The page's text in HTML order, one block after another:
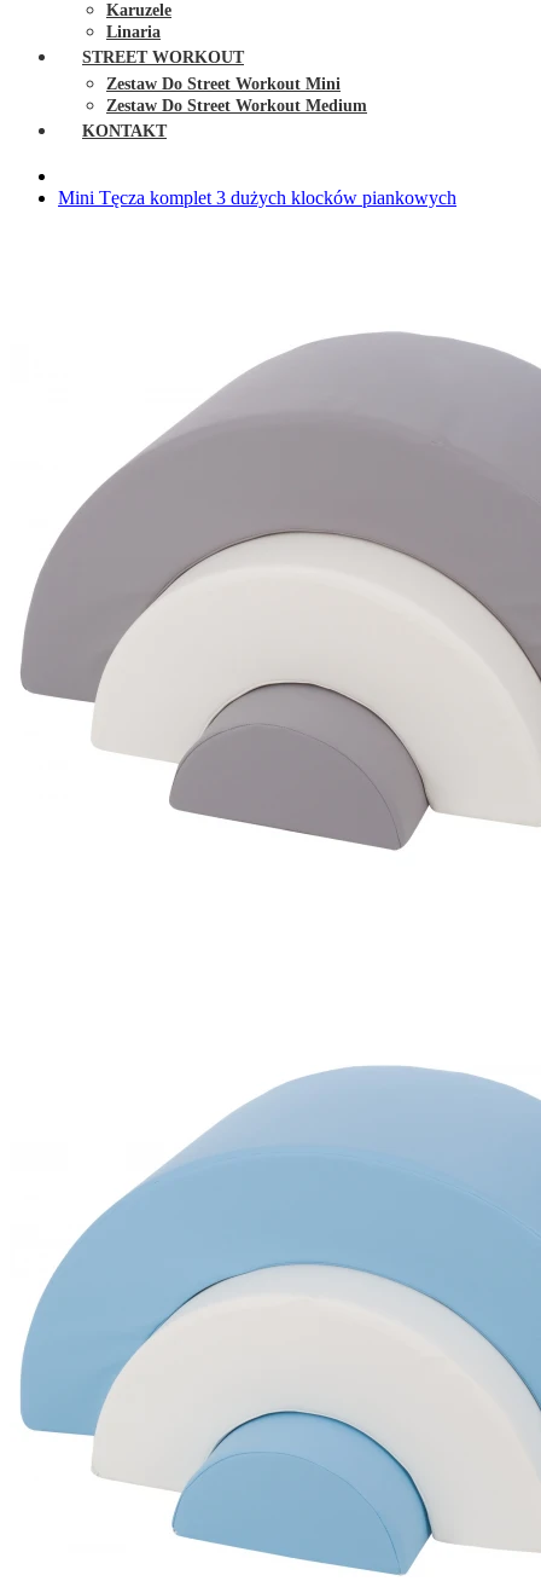
Karuzele
Linaria
STREET WORKOUT
Zestaw Do Street Workout Mini
Zestaw Do Street Workout Medium
KONTAKT
Mini Tęcza komplet 3 dużych klocków piankowych